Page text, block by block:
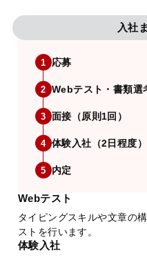
入社
1 応募
2 Webテスト・書類選
3 面接（原則1回）
4 体験入社（2日程度）
5 内定
Webテスト
タイピングスキルや文章の
ストを行います。
体験入社